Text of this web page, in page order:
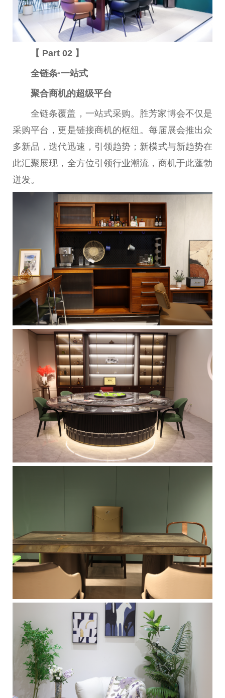
【 Part 02 】
全链条·一站式
聚合商机的超级平台
全链条覆盖，一站式采购。胜芳家博会不仅是
采购平台，更是链接商机的枢纽。每届展会推出众
多新品，迭代迅速，引领趋势；新模式与新趋势在
此汇聚展现，全方位引领行业潮流，商机于此蓬勃
迸发。